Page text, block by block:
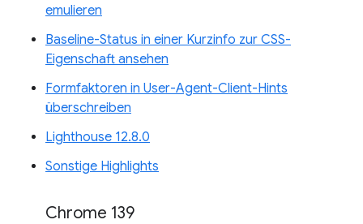
emulieren
Baseline-Status in einer Kurzinfo zur CSS-
Eigenschaft ansehen
Formfaktoren in User-Agent-Client-Hints
überschreiben
Lighthouse 12.8.0
Sonstige Highlights
Chrome 139